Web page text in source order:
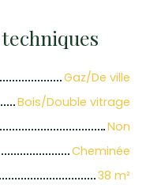
techniques
Gaz/De ville
Bois/Double vitrage
Non
Cheminée
38 m²